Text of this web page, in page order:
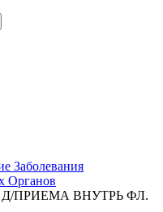
Заболевания
Органов
ПРИЕМА ВНУТРЬ ФЛ.